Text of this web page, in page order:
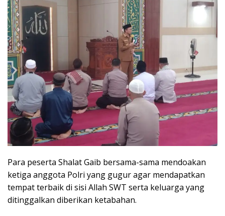
Para peserta Shalat Gaib bersama-sama mendoakan
ketiga anggota Polri yang gugur agar mendapatkan
tempat terbaik di sisi Allah SWT serta keluarga yang
ditinggalkan diberikan ketabahan.